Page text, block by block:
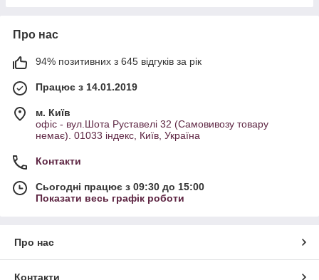
Про нас
94% позитивних з 645 відгуків за рік
Працює з 14.01.2019
м. Київ
офіс - вул.Шота Руставелі 32 (Самовивозу товару
немає). 01033 індекс, Київ, Україна
Контакти
Сьогодні працює з 09:30 до 15:00
Показати весь графік роботи
Про нас
Контакти